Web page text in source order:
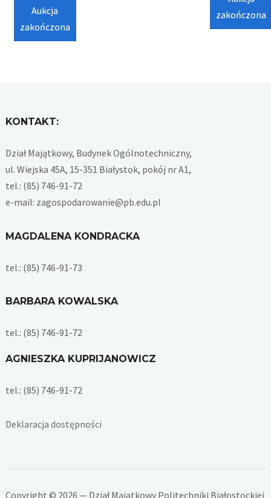
Aukcja
zakończona
zakończona
KONTAKT:
Dział Majątkowy, Budynek Ogólnotechniczny,
ul. Wiejska 45A, 15-351 Białystok, pokój nr A1,
tel.: (85) 746-91-72
e-mail: zagospodarowanie@pb.edu.pl
MAGDALENA KONDRACKA
tel.: (85) 746-91-73
BARBARA KOWALSKA
tel.: (85) 746-91-72
AGNIESZKA KUPRIJANOWICZ
tel.: (85) 746-91-72
Deklaracja dostępności
Copyright © 2026 — Dział Majątkowy Politechniki Białostockiej